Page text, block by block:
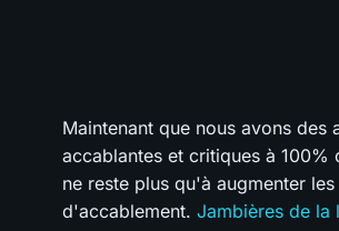
Maintenant que nous avons des
accablantes et critiques à 100%
ne reste plus qu'à augmenter
d'accablement. Jambières de la